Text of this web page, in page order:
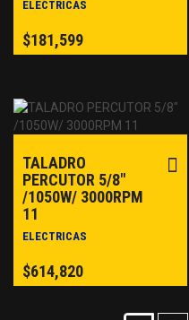
ELECTRICAS
$181,599
TALADRO
PERCUTOR 5/8″
/1050W/ 3000RPM
11
ELECTRICAS
$614,820